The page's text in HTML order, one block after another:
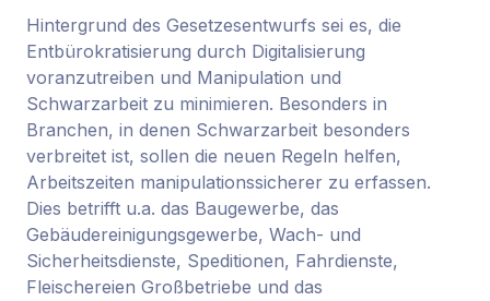
Hintergrund des Gesetzesentwurfs sei es, die
Entbürokratisierung durch Digitalisierung
voranzutreiben und Manipulation und
Schwarzarbeit zu minimieren. Besonders in
Branchen, in denen Schwarzarbeit besonders
verbreitet ist, sollen die neuen Regeln helfen,
Arbeitszeiten manipulationssicherer zu erfassen.
Dies betrifft u.a. das Baugewerbe, das
Gebäudereinigungsgewerbe, Wach- und
Sicherheitsdienste, Speditionen, Fahrdienste,
Fleischereien Großbetriebe und das